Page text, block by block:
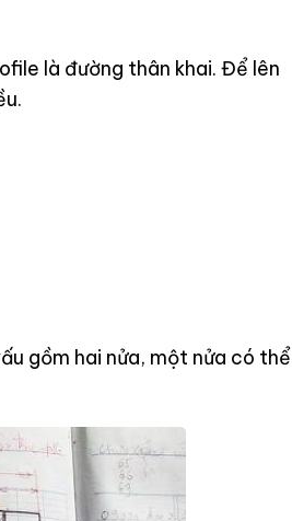
là đường thân khai. Để lên
gồm hai nửa, một nửa có thể